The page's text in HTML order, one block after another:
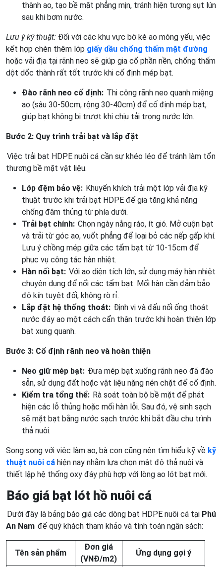
thành ao, tạo bề mặt phẳng mịn, tránh hiện tượng sụt lún
sau khi bơm nước.
Lưu ý kỹ thuật: Đối với các khu vực bờ kè ao móng yếu, việc
kết hợp chèn thêm lớp giấy dầu chống thấm mặt đường
hoặc vải địa tại rãnh neo sẽ giúp gia cố phần nền, chống thấm
dột dốc thành rất tốt trước khi cố định mép bạt.
Đào rãnh neo cố định: Thi công rãnh neo quanh miệng
ao (sâu 30-50cm, rộng 30-40cm) để cố định mép bạt,
giúp bạt không bị trượt khi chịu tải trọng nước lớn.
Bước 2: Quy trình trải bạt và lắp đặt
Việc trải bạt HDPE nuôi cá cần sự khéo léo để tránh làm tổn
thương bề mặt vật liệu.
Lớp đệm bảo vệ: Khuyến khích trải một lớp vải địa kỹ
thuật trước khi trải bạt HDPE để gia tăng khả năng
chống đâm thủng từ phía dưới.
Trải bạt chính: Chọn ngày nắng ráo, ít gió. Mở cuộn bạt
và trải từ góc ao, vuốt phẳng để loại bỏ các nếp gấp khí.
Lưu ý chồng mép giữa các tấm bạt từ 10-15cm để
phục vụ công tác hàn nhiệt.
Hàn nối bạt: Với ao diện tích lớn, sử dụng máy hàn nhiệt
chuyên dụng để nối các tấm bạt. Mối hàn cần đảm bảo
độ kín tuyệt đối, không rò rỉ.
Lắp đặt hệ thống thoát: Định vị và đấu nối ống thoát
nước đáy ao một cách cẩn thận trước khi hoàn thiện lớp
bạt xung quanh.
Bước 3: Cố định rãnh neo và hoàn thiện
Neo giữ mép bạt: Đưa mép bạt xuống rãnh neo đã đào
sẵn, sử dụng đất hoặc vật liệu nặng nén chặt để cố định.
Kiểm tra tổng thể: Rà soát toàn bộ bề mặt để phát
hiện các lỗ thủng hoặc mối hàn lỗi. Sau đó, vệ sinh sạch
sẽ mặt bạt bằng nước sạch trước khi bắt đầu chu trình
thả nuôi.
Song song với việc làm ao, bà con cũng nên tìm hiểu kỹ về kỹ
thuật nuôi cá hiện nay nhằm lựa chọn mật độ thả nuôi và
thiết lập hệ thống oxy đáy phù hợp với lòng ao lót bạt mới.
Báo giá bạt lót hồ nuôi cá
Dưới đây là bảng báo giá các dòng bạt HDPE nuôi cá tại Phú
An Nam để quý khách tham khảo và tính toán ngân sách:
Tên sản phẩm
Đơn giá
(VNĐ/m2)
Ứng dụng gợi ý